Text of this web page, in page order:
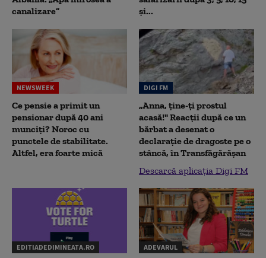
canalizare”
și...
NEWSWEEK
Ce pensie a primit un
pensionar după 40 ani
munciți? Noroc cu
punctele de stabilitate.
Altfel, era foarte mică
DIGI FM
„Anna, ţine-ţi prostul
acasă!" Reacţii după ce un
bărbat a desenat o
declaraţie de dragoste pe o
stâncă, în Transfăgărăşan
Descarcă aplicația Digi FM
EDITIADEDIMINEATA.RO ADEVARUL